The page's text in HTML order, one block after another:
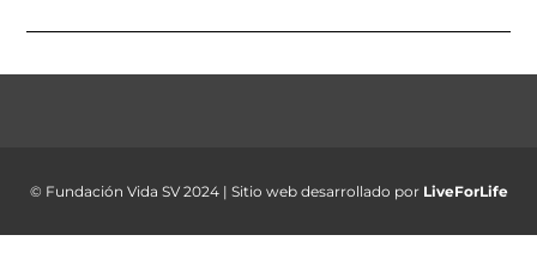
© Fundación Vida SV 2024 | Sitio web desarrollado por LiveForLife